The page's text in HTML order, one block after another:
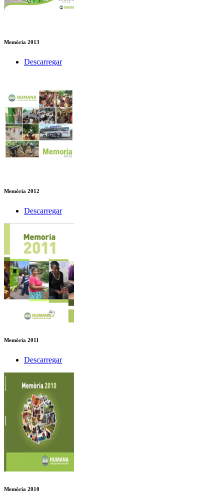
Memòria 2013
Descarregar
Memòria 2012
Descarregar
Memòria 2011
Descarregar
Memòria 2010